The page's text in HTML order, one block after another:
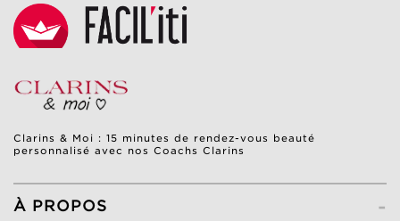
Clarins & Moi : 15 minutes de rendez-vous beauté
personnalisé avec nos Coachs Clarins
-
À PROPOS